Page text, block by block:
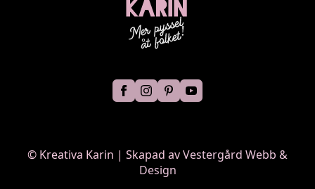
© Kreativa Karin | Skapad avVestergård Webb &
Design